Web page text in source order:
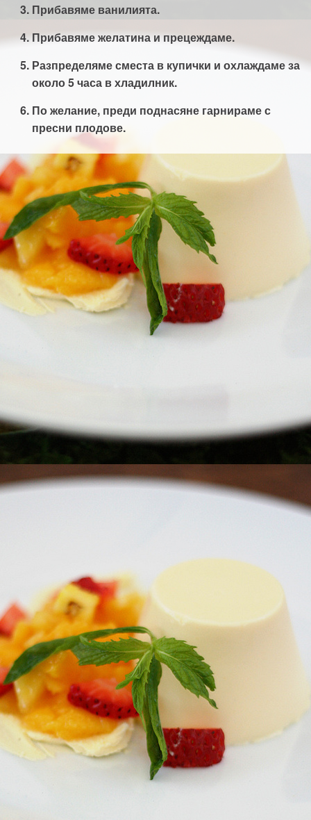
Прибавяме ванилията.
Прибавяме желатина и прецеждаме.
Разпределяме сместа в купички и охлаждаме за
около 5 часа в хладилник.
По желание, преди поднасяне гарнираме с
пресни плодове.